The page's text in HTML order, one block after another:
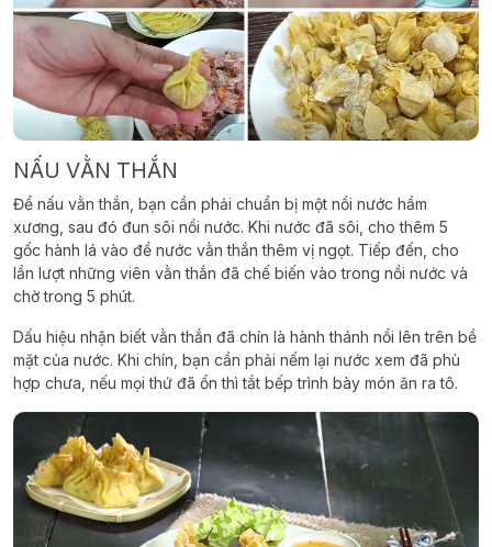
NẤU VẰN THẮN
Để nấu vằn thắn, bạn cần phải chuẩn bị một nồi nước hầm
xương, sau đó đun sôi nồi nước. Khi nước đã sôi, cho thêm 5
gốc hành lá vào để nước vằn thắn thêm vị ngọt. Tiếp đến, cho
lần lượt những viên vằn thắn đã chế biến vào trong nồi nước và
chờ trong 5 phút.
Dấu hiệu nhận biết vằn thắn đã chín là hành thánh nổi lên trên bề
mặt của nước. Khi chín, bạn cần phải nếm lại nước xem đã phù
hợp chưa, nếu mọi thứ đã ổn thì tắt bếp trình bày món ăn ra tô.